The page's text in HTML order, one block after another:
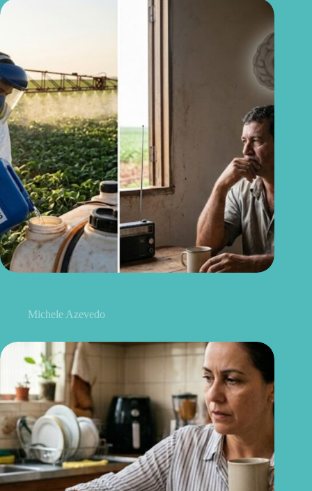
Michele Azevedo